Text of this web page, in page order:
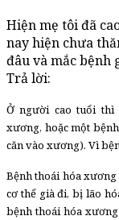
Hiện mẹ tôi đã
nay hiện chưa
đâu và mắc bệnh
Trả lời:
Ở người cao tuổi thì
xương, hoặc một
căn vào xương). Vì
Bệnh thoái hóa
cơ thể già đi, bị lão
bệnh thoái hóa